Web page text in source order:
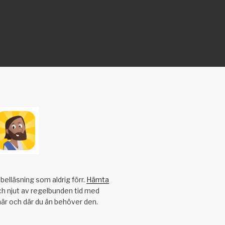
som aldrig förr. Hämta
njut av regelbunden tid med
och där du än behöver den.